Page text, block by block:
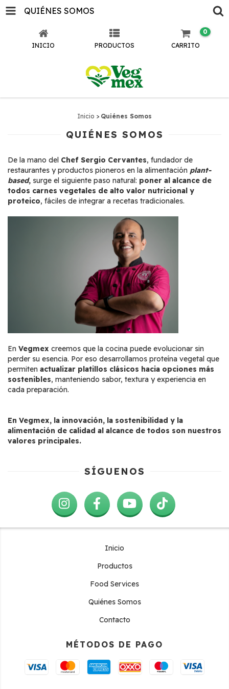
QUIÉNES SOMOS
INICIO PRODUCTOS CARRITO
0
Inicio > Quiénes Somos
QUIÉNES SOMOS
De la mano del Chef Sergio Cervantes, fundador de
restaurantes y productos pioneros en la alimentación plant-
based, surge el siguiente paso natural: poner al alcance de
todos carnes vegetales de alto valor nutricional y
proteico, fáciles de integrar a recetas tradicionales.
En Vegmex creemos que la cocina puede evolucionar sin
perder su esencia. Por eso desarrollamos proteína vegetal que
permiten actualizar platillos clásicos hacia opciones más
sostenibles, manteniendo sabor, textura y experiencia en
cada preparación.
En Vegmex, la innovación, la sostenibilidad y la
alimentación de calidad al alcance de todos son nuestros
valores principales.
SÍGUENOS
Inicio
Productos
Food Services
Quiénes Somos
Contacto
MÉTODOS DE PAGO